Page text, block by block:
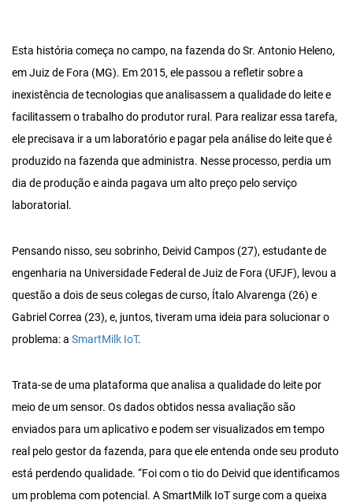
Esta história começa no campo, na fazenda do Sr. Antonio Heleno,
em Juiz de Fora (MG). Em 2015, ele passou a refletir sobre a
inexistência de tecnologias que analisassem a qualidade do leite e
facilitassem o trabalho do produtor rural. Para realizar essa tarefa,
ele precisava ir a um laboratório e pagar pela análise do leite que é
produzido na fazenda que administra. Nesse processo, perdia um
dia de produção e ainda pagava um alto preço pelo serviço
laboratorial.
Pensando nisso, seu sobrinho, Deivid Campos (27), estudante de
engenharia na Universidade Federal de Juiz de Fora (UFJF), levou a
questão a dois de seus colegas de curso, Ítalo Alvarenga (26) e
Gabriel Correa (23), e, juntos, tiveram uma ideia para solucionar o
problema: a SmartMilk IoT.
Trata-se de uma plataforma que analisa a qualidade do leite por
meio de um sensor. Os dados obtidos nessa avaliação são
enviados para um aplicativo e podem ser visualizados em tempo
real pelo gestor da fazenda, para que ele entenda onde seu produto
está perdendo qualidade. “Foi com o tio do Deivid que identificamos
um problema com potencial. A SmartMilk IoT surge com a queixa